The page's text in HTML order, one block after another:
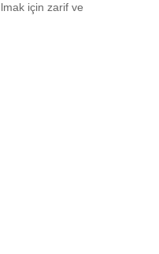
için zarif ve